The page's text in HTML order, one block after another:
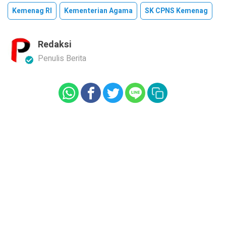
Kemenag RI Kementerian Agama SK CPNS Kemenag
Redaksi
Penulis Berita